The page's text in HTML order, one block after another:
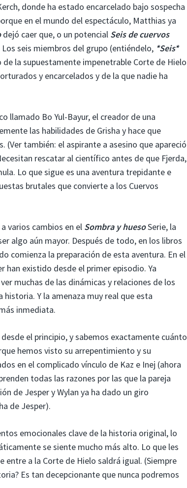
donde ha estado encarcelado bajo sospecha
en el mundo del espectáculo, Matthias ya
dejó caer que, o un potencial Seis de cuervos
seis miembros del grupo (entiéndelo, *Seis*
la supuestamente impenetrable Corte de Hielo
y encarcelados y de la que nadie ha
llamado Bo Yul-Bayur, el creador de una
las habilidades de Grisha y hace que
(Ver también: el aspirante a asesino que apareció
rescatar al científico antes de que Fjerda,
Lo que sigue es una aventura trepidante e
brutales que convierte a los Cuervos
varios cambios en el Sombra y huesoSerie, la
algo aún mayor. Después de todo, en los libros
comienza la preparación de esta aventura. En el
han existido desde el primer episodio. Ya
muchas de las dinámicas y relaciones de los
Y la amenaza muy real que esta
inmediata.
el principio, y sabemos exactamente cuánto
hemos visto su arrepentimiento y su
​​en el complicado vínculo de Kaz e Inej (ahora
todas las razones por las que la pareja
de Jesper y Wylan ya ha dado un giro
de Jesper).
emocionales clave de la historia original, lo
se siente mucho más alto. Lo que les
entre a la Corte de Hielo saldrá igual. (Siempre
Es tan decepcionante que nunca podremos